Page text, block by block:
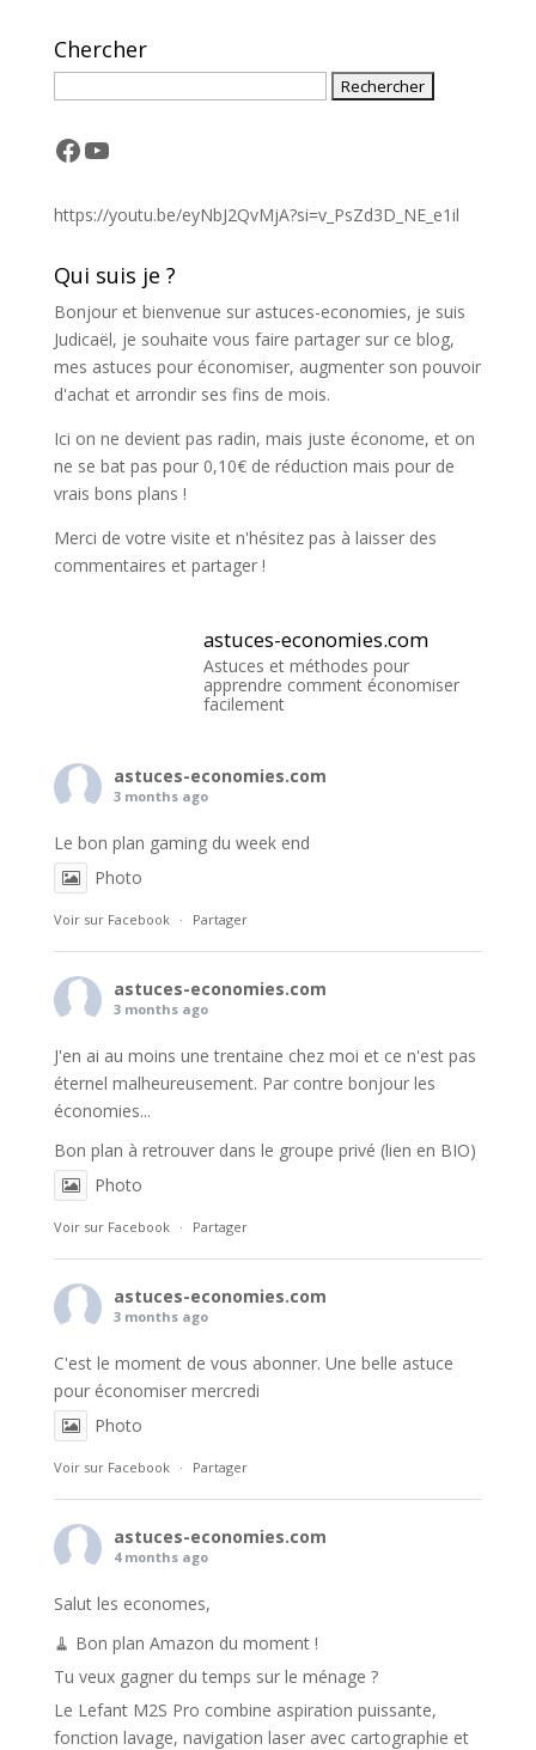
Chercher
Facebook
YouTube
https://youtu.be/eyNbJ2QvMjA?si=v_PsZd3D_NE_e1il
Qui suis je ?
Bonjour et bienvenue sur astuces-economies, je suis
Judicaël, je souhaite vous faire partager sur ce blog,
mes astuces pour économiser, augmenter son pouvoir
d'achat et arrondir ses fins de mois.
Ici on ne devient pas radin, mais juste économe, et on
ne se bat pas pour 0,10€ de réduction mais pour de
vrais bons plans !
Merci de votre visite et n'hésitez pas à laisser des
commentaires et partager !
astuces-economies.com
Astuces et méthodes pour
apprendre comment économiser
facilement
astuces-economies.com
3 months ago
Le bon plan gaming du week end
Photo
Voir sur Facebook · Partager
astuces-economies.com
3 months ago
J'en ai au moins une trentaine chez moi et ce n'est pas
éternel malheureusement. Par contre bonjour les
économies...
Bon plan à retrouver dans le groupe privé (lien en BIO)
Photo
Voir sur Facebook · Partager
astuces-economies.com
3 months ago
C'est le moment de vous abonner. Une belle astuce
pour économiser mercredi
Photo
Voir sur Facebook · Partager
astuces-economies.com
4 months ago
Salut les economes,
🧹 Bon plan Amazon du moment !
Tu veux gagner du temps sur le ménage ?
Le Lefant M2S Pro combine aspiration puissante,
fonction lavage, navigation laser avec cartographie et